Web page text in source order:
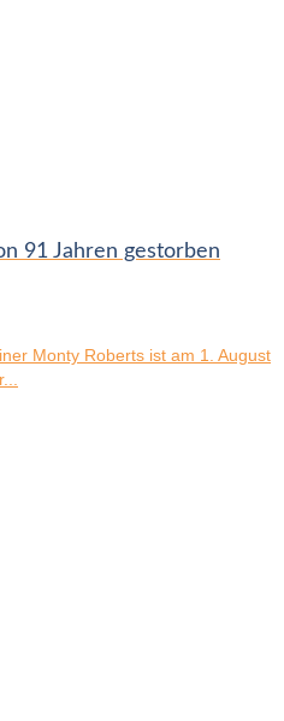
91 Jahren gestorben
Monty Roberts ist am 1. August